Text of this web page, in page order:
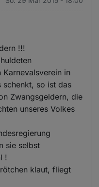
!!!
Karnevalsverein in
schenkt, so ist das
Zwangsgeldern, die
unseres Volkes
sie selbst
!
klaut, fliegt